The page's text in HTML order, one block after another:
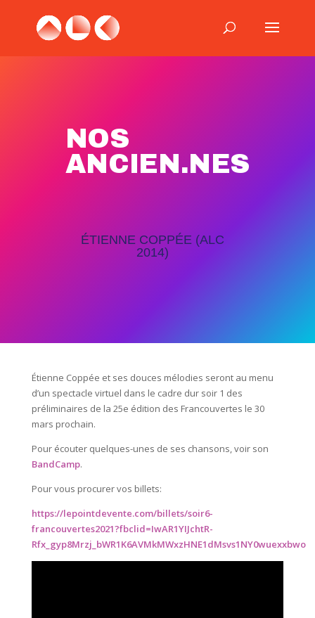
NOS
ANCIEN.NES
ÉTIENNE COPPÉE (ALC
2014)
Étienne Coppée et ses douces mélodies seront au menu
d’un spectacle virtuel dans le cadre dur soir 1 des
préliminaires de la 25e édition des Francouvertes le 30
mars prochain.
Pour écouter quelques-unes de ses chansons, voir son
BandCamp.
Pour vous procurer vos billets:
https://lepointdevente.com/billets/soir6-
francouvertes2021?fbclid=IwAR1YIJchtR-
Rfx_gyp8Mrzj_bWR1K6AVMkMWxzHNE1dMsvs1NY0wuexxbwo